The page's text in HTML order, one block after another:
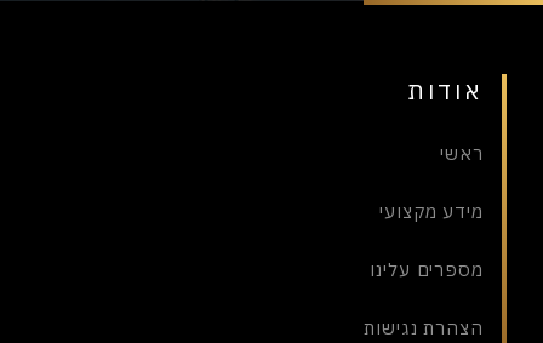
אודות
ראשי
מידע מקצועי
מספרים עלינו
הצהרת נגישות